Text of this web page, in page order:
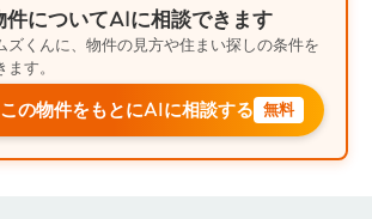
件についてAIに相談できます
ズくんに、物件の見方や住まい探しの条件を
す。
この物件をもとにAIに相談する 無料